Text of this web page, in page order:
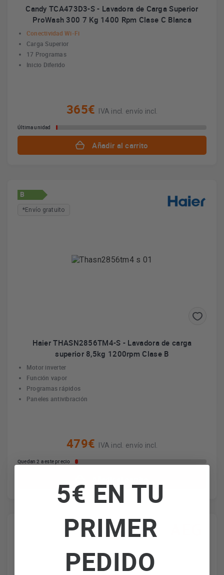
Candy TCA473D3-S - Lavadora de Carga Superior
ProWash 300 7 Kg 1400 Rpm Clase C Blanca
Conectividad Wi-Fi
Carga Superior
17 Programas
Inicio Diferido
365€ IVA incl. envío incl.
Última unidad
Añadir al carrito
B
*Envío gratuito
Haier THASN2856TM4-S - Lavadora de carga
superior 8,5kg 1200rpm Clase B
Motor inverter
Función vapor
Programas rápidos
Paneles antivibración
479€ IVA incl. envío incl.
Quedan 2 a este precio
5€ EN TU
PRIMER
PEDIDO